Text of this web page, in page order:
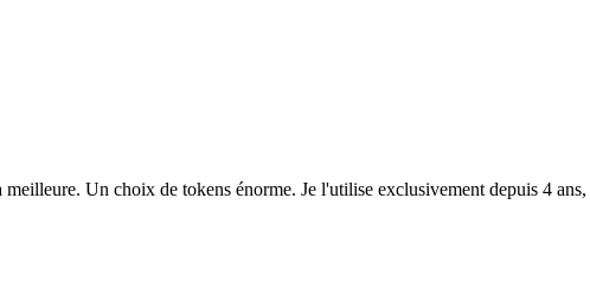
Un choix de tokens énorme. Je l'utilise exclusivement depuis 4 ans,